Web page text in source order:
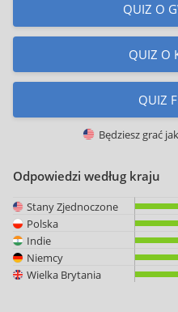
QUIZ O
QUIZ O
QUIZ
Będziesz grać
Odpowiedzi według kraju
Stany Zjednoczone
Polska
Indie
Niemcy
Wielka Brytania